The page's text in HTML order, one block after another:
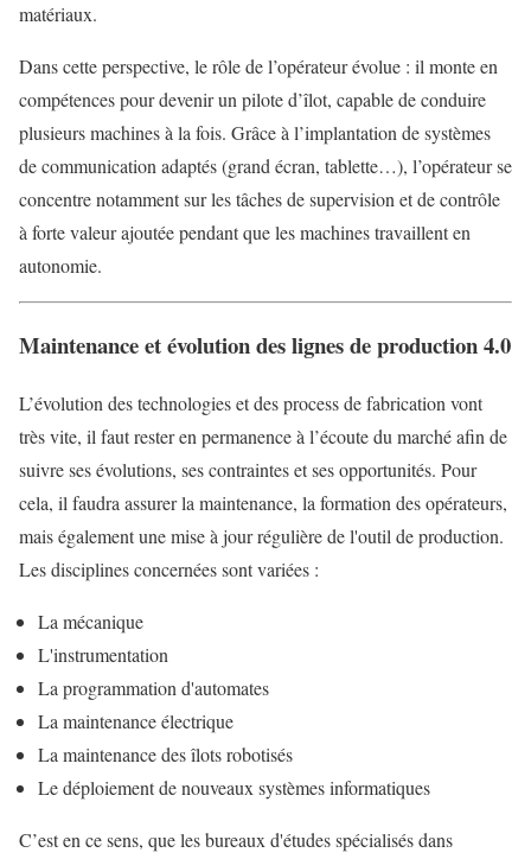
matériaux.
Dans cette perspective, le rôle de l’opérateur évolue : il monte en
compétences pour devenir un pilote d’îlot, capable de conduire
plusieurs machines à la fois. Grâce à l’implantation de systèmes
de communication adaptés (grand écran, tablette…), l’opérateur se
concentre notamment sur les tâches de supervision et de contrôle
à forte valeur ajoutée pendant que les machines travaillent en
autonomie.
Maintenance et évolution des lignes de production 4.0
L’évolution des technologies et des process de fabrication vont
très vite, il faut rester en permanence à l’écoute du marché afin de
suivre ses évolutions, ses contraintes et ses opportunités. Pour
cela, il faudra assurer la maintenance, la formation des opérateurs,
mais également une mise à jour régulière de l'outil de production.
Les disciplines concernées sont variées :
La mécanique
L'instrumentation
La programmation d'automates
La maintenance électrique
La maintenance des îlots robotisés
Le déploiement de nouveaux systèmes informatiques
C’est en ce sens, que les bureaux d'études spécialisés dans